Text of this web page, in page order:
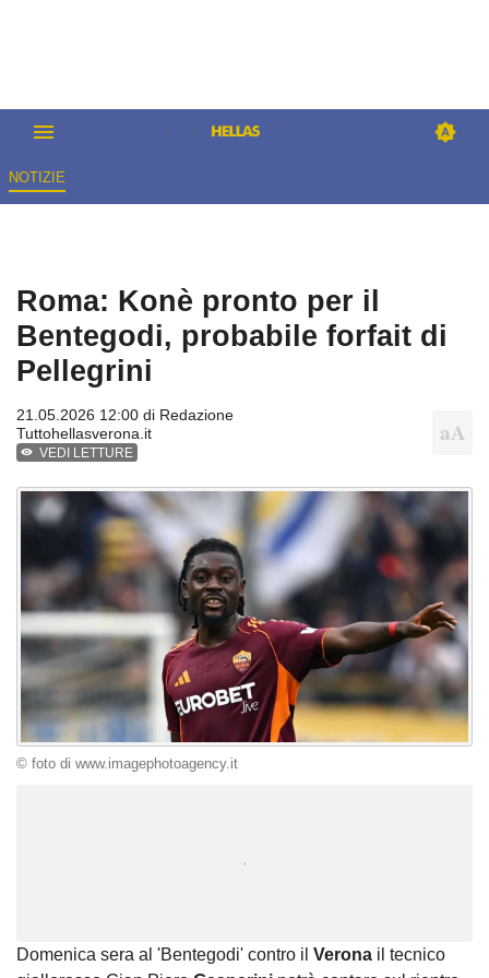
NOTIZIE
Roma: Konè pronto per il
Bentegodi, probabile forfait di
Pellegrini
21.05.2026 12:00 di Redazione
Tuttohellasverona.it
VEDI LETTURE
© foto di www.imagephotoagency.it
Domenica sera al 'Bentegodi' contro il Verona il tecnico